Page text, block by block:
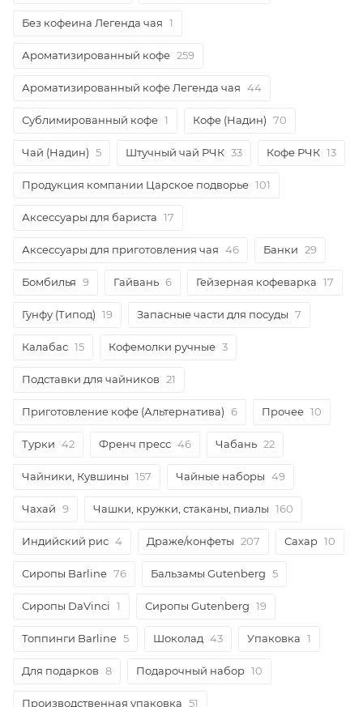
Без кофеина Легенда чая 1
Ароматизированный кофе 259
Ароматизированный кофе Легенда чая 44
Сублимированный кофе 1 Кофе (Надин) 70
Чай (Надин) 5 Штучный чай РЧК 33 Кофе РЧК 13
Продукция компании Царское подворье 101
Аксессуары для бариста 17
Аксессуары для приготовления чая 46 Банки 29
Бомбилья 9 Гайвань 6 Гейзерная кофеварка 17
Гунфу (Типод) 19 Запасные части для посуды 7
Калабас 15 Кофемолки ручные 3
Подставки для чайников 21
Приготовление кофе (Альтернатива) 6 Прочее 10
Турки 42 Френч пресс 46 Чабань 22
Чайники, Кувшины 157 Чайные наборы 49
Чахай 9 Чашки, кружки, стаканы, пиалы 160
Индийский рис 4 Драже/конфеты 207 Сахар 10
Сиропы Barline 76 Бальзамы Gutenberg 5
Сиропы DaVinci 1 Сиропы Gutenberg 19
Топпинги Barline 5 Шоколад 43 Упаковка 1
Для подарков 8 Подарочный набор 10
Производственная упаковка 51